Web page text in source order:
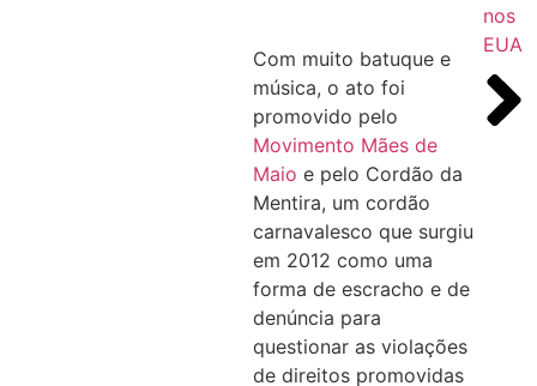
Com muito batuque e
música, o ato foi
promovido pelo
Movimento Mães de
Maio e pelo Cordão da
Mentira, um cordão
carnavalesco que surgiu
em 2012 como uma
forma de escracho e de
denúncia para
questionar as violações
de direitos promovidas
nos
EUA